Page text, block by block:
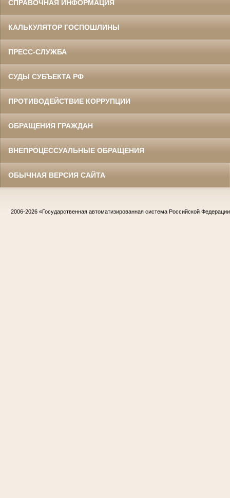
СПРАВОЧНАЯ ИНФОРМАЦИЯ
КАЛЬКУЛЯТОР ГОСПОШЛИНЫ
ПРЕСС-СЛУЖБА
СУДЫ СУБЪЕКТА РФ
ПРОТИВОДЕЙСТВИЕ КОРРУПЦИИ
ОБРАЩЕНИЯ ГРАЖДАН
ВНЕПРОЦЕССУАЛЬНЫЕ ОБРАЩЕНИЯ
ОБЫЧНАЯ ВЕРСИЯ САЙТА
2006-2026 «Государственная автоматизированная система Российской